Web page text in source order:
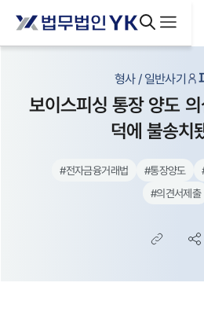
형사 / 일반사기
보이스피싱 통장 양도
덕에 불송치
#전자금융거래법 #통장양도
#의견서제출